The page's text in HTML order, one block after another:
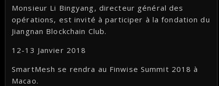
Monsieur Li Bingyang, directeur général des
opérations, est invité à participer à la fondation du
Jiangnan Blockchain Club.
12-13 Janvier 2018
SmartMesh se rendra au Finwise Summit 2018 à
Macao.